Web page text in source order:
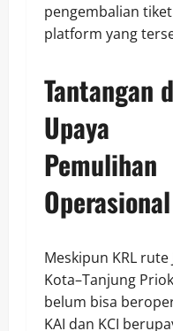
pengembalian
platform yang
Tantangan
Upaya
Pemulihan
Operasional
Meskipun KRL rute
Kota–Tanjung
belum bisa
KAI dan KCI